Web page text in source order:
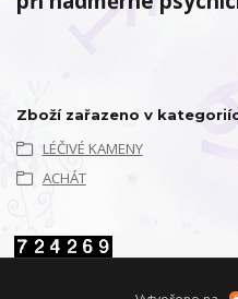
Zboží zařazeno v
LÉČIVÉ KAMENY
ACHÁT